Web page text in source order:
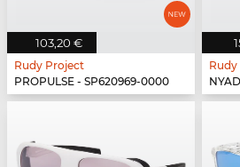
103,20 €
Rudy Project
PROPULSE - SP620969-0000